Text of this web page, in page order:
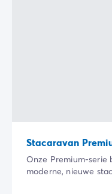
Stacaravan
Onze Premium-serie
moderne, nieuwe